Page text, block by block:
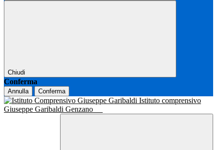
Chiudi
Conferma
Annulla Conferma
Istituto comprensivo
Giuseppe Garibaldi Genzano